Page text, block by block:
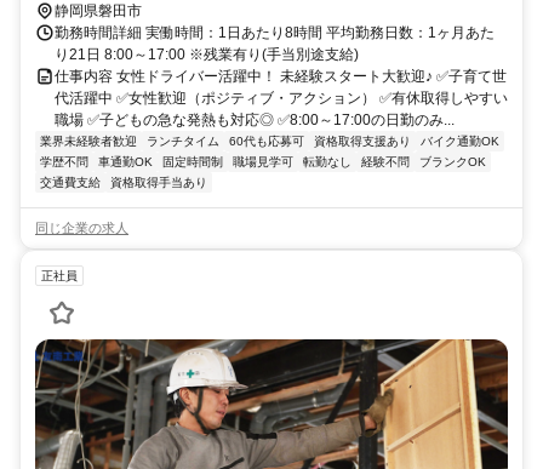
静岡県磐田市
勤務時間詳細 実働時間：1日あたり8時間 平均勤務日数：1ヶ月あた
り21日 8:00～17:00 ※残業有り(手当別途支給)
仕事内容 女性ドライバー活躍中！ 未経験スタート大歓迎♪ ✅子育て世
代活躍中 ✅女性歓迎（ポジティブ・アクション） ✅有休取得しやすい
職場 ✅子どもの急な発熱も対応◎ ✅8:00～17:00の日勤のみ...
業界未経験者歓迎 ランチタイム 60代も応募可 資格取得支援あり
バイク通勤OK
学歴不問
車通勤OK 固定時間制 職場見学可 転勤なし 経験不問
ブランクOK
交通費支給
資格取得手当あり
同じ企業の求人
正社員